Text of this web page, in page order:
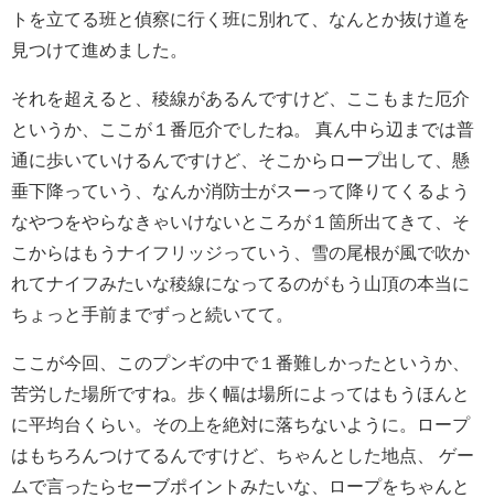
トを立てる班と偵察に行く班に別れて、なんとか抜け道を
見つけて進めました。
それを超えると、稜線があるんですけど、ここもまた厄介
というか、ここが１番厄介でしたね。 真ん中ら辺までは普
通に歩いていけるんですけど、そこからロープ出して、懸
垂下降っていう、なんか消防士がスーって降りてくるよう
なやつをやらなきゃいけないところが１箇所出てきて、そ
こからはもうナイフリッジっていう、雪の尾根が風で吹か
れてナイフみたいな稜線になってるのがもう山頂の本当に
ちょっと手前までずっと続いてて。
ここが今回、このプンギの中で１番難しかったというか、
苦労した場所ですね。歩く幅は場所によってはもうほんと
に平均台くらい。その上を絶対に落ちないように。ロープ
はもちろんつけてるんですけど、ちゃんとした地点、 ゲー
ムで言ったらセーブポイントみたいな、ロープをちゃんと